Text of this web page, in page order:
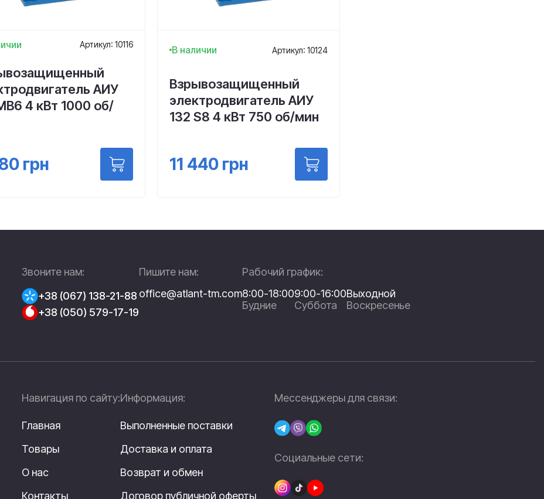
Артикул: 10116
АИУ
4 кВт 1000 об/
грн
В наличии Артикул: 10124
Взрывозащищенный
электродвигатель АИУ
132 S8 4 кВт 750 об/мин
11 440грн
Звоните нам:
+38 (067) 138-21-88
+38 (050) 579-17-19
Пишите нам:
office@atlant-tm.com
Рабочий график:
8:00-18:00
Будние
9:00-16:00
Суббота
Выходной
Воскресенье
Навигация по сайту:
Главная
Товары
О нас
Контакты
Информация:
Выполненные поставки
Доставка и оплата
Возврат и обмен
Договор публичной оферты
Мессенджеры для связи:
Социальные сети: